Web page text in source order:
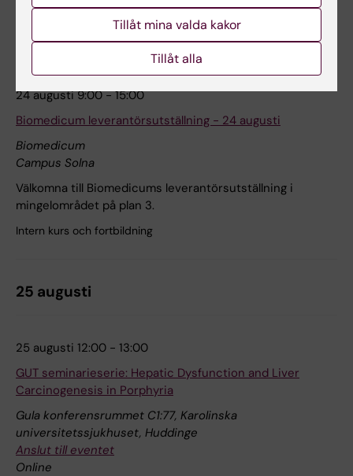
24 augusti
24 augusti 9:00 - 15:00
Biomedicum leverantörsutställning - 24 augusti
Biomedicum
Campus Solna
Välkomna till Biomedicums leverantörsutställning i
mingelområdet på plan 3.
Intern kurs och fortbildning
25 augusti
25 augusti 12:00 - 13:00
GUT seminarieserie: Hepatic Dysfunction and Liver
Carcinogenesis in Porphyria
Gula konferensrummet C1:77, Karolinska
universitetssjukhuset, Huddinge
Anslut till eventet
Online
Tillåt mina valda kakor
Tillåt alla